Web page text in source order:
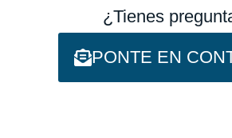
e
b
o
t
a
g
¿Tienes
PONTE EN